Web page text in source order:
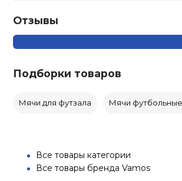
Отзывы
Подборки товаров
Мячи для футзала Мячи
Все товары категории
Все товары бренда Vamos